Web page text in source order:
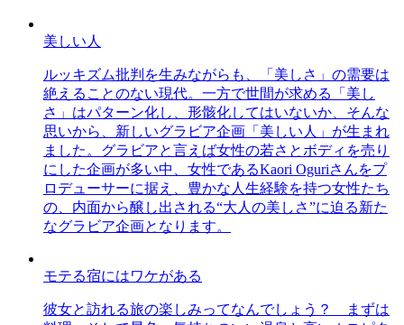
美しい人
ルッキズム批判を生みながらも、「美しさ」の需要は
絶えることのない現代。一方で世間が求める「美し
さ」はパターン化し、形骸化してはいないか、そんな
思いから、新しいグラビア企画「美しい人」が生まれ
ました。グラビアと言えば女性の若さとボディを売り
にした企画が多い中、女性であるKaori Oguriさんをプ
ロデューサーに据え、豊かな人生経験を持つ女性たち
の、内面から醸し出される“大人の美しさ”に迫る新た
なグラビア企画となります。
モテる宿にはワケがある
彼女と訪れる旅の楽しみってなんでしょう？ まずは